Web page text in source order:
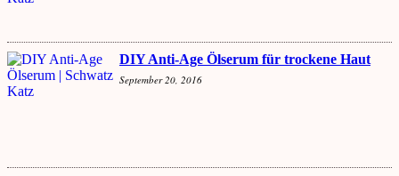
DIY Anti-Age Ölserum für trockene Haut
September 20, 2016